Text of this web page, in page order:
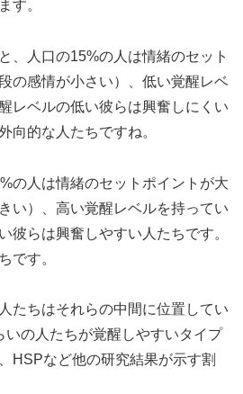
す。
、人口の15%の人は情緒のセット
の感情が小さい）、低い覚醒レベ
レベルの低い彼らは興奮しにくい
向的な人たちですね。
の人は情緒のセットポイントが大
い）、高い覚醒レベルを持ってい
彼らは興奮しやすい人たちです。
です。
たちはそれらの中間に位置してい
いの人たちが覚醒しやすいタイプ
HSPなど他の研究結果が示す割